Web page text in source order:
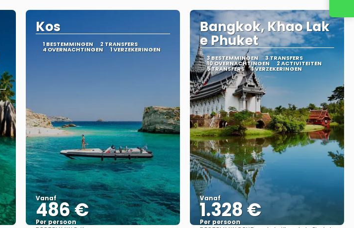
Kos
1 BESTEMMINGEN 2 TRANSFERS
4 OVERNACHTINGEN 1 VERZEKERINGEN
Vanaf
486 €
Per persoon
Bangkok, Khao Lak
e Phuket
3 BESTEMMINGEN 3 TRANSFERS
10 OVERNACHTINGEN 2 ACTIVITEITEN
5 TRANSFERS 1 VERZEKERINGEN
Vanaf
1.328 €
Per persoon